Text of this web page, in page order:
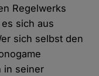
Regelwerks
sich aus
sich selbst den
in seiner